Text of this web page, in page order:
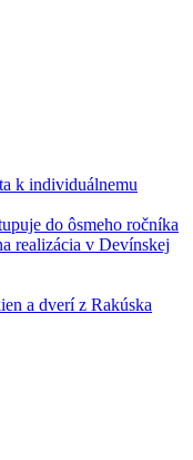
k individuálnemu
do ôsmeho ročníka
realizácia v Devínskej
a dverí z Rakúska